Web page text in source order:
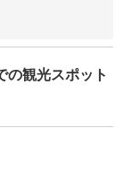
の観光スポット